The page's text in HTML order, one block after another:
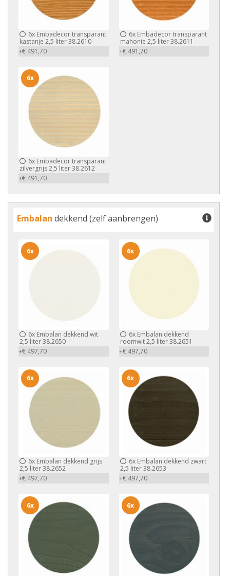
6x Embadecor transparant
kastanje 2,5 liter 38.2610
+€ 491,70
6xEmbadecor transparant
mahonie 2,5 liter 38.2611
+€ 491,70
6x Embadecor transparant
zilvergrijs 2,5 liter 38.2612
+€ 491,70
6x
Embalan dekkend (zelf aanbrengen)
6x Embalan dekkend wit
2,5 liter 38.2650
+€ 497,70
6x
6xEmbalan dekkend
roomwit 2,5 liter 38.2651
+€ 497,70
6x
6x Embalan dekkend grijs
2,5 liter 38.2652
+€ 497,70
6x
6xEmbalan dekkend zwart
2,5 liter 38.2653
+€ 497,70
6x
6x 6x